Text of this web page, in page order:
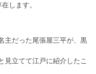
します。
主だった尾張屋三平が、黒
見立てて江戸に紹介したこ